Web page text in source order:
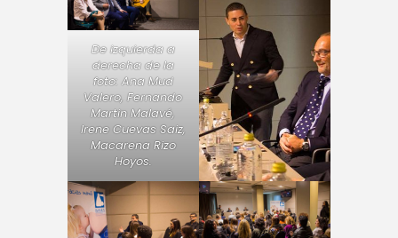
De izquierda a
derecha de la
foto: Ana Mud
Valero, Fernando
Martin Malavé,
Irene Cuevas Saiz,
Macarena Rizo
Hoyos.